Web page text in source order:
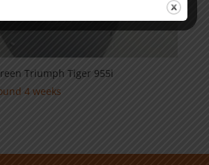
Triumph Tiger 955i
4 weeks